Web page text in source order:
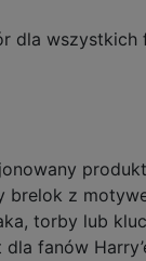
dla wszystkich
produkt
brelok z
torby lub
fanów